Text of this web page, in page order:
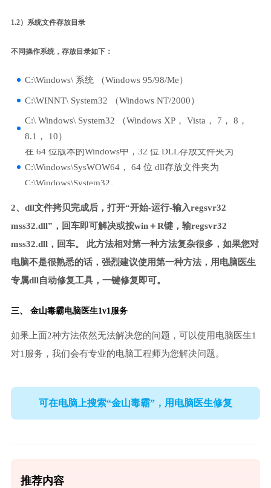
1.2）系统文件存放目录
不同操作系统，存放目录如下：
C:\Windows\ 系统 （Windows 95/98/Me）
C:\WINNT\ System32 （Windows NT/2000）
C:\ Windows\ System32 （Windows XP， Vista， 7， 8，
8.1， 10）
在 64 位版本的Windows中，32 位 DLL存放文件夹为
C:\Windows\SysWOW64， 64 位 dll存放文件夹为
C:\Windows\System32。
2、dll文件拷贝完成后，打开“开始-运行-输入regsvr32
mss32.dll”，回车即可解决或按win＋R键，输regsvr32
mss32.dll，回车。 此方法相对第一种方法复杂很多，如果您对
电脑不是很熟悉的话，强烈建议使用第一种方法，用电脑医生
专属dll自动修复工具，一键修复即可。
三、 金山毒霸电脑医生1v1服务
如果上面2种方法依然无法解决您的问题，可以使用电脑医生1
对1服务，我们会有专业的电脑工程师为您解决问题。
可在电脑上搜索“金山毒霸”，用电脑医生修复
推荐内容